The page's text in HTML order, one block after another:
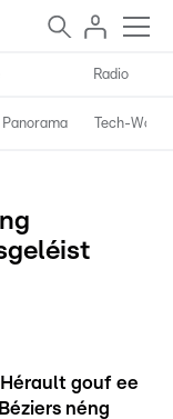
Radio
Panorama Tech-World
gouf ee
néng